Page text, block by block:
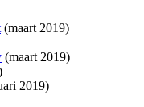
(maart 2019)
(maart 2019)
2019)